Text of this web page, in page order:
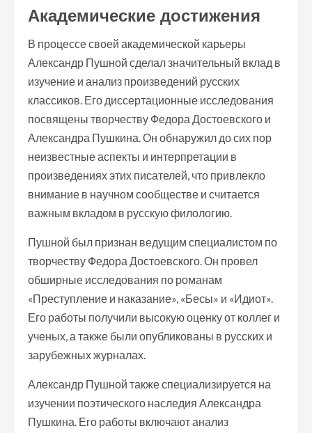
Академические достижения
В процессе своей академической карьеры
Александр Пушной сделал значительный вклад в
изучение и анализ произведений русских
классиков. Его диссертационные исследования
посвящены творчеству Федора Достоевского и
Александра Пушкина. Он обнаружил до сих пор
неизвестные аспекты и интерпретации в
произведениях этих писателей, что привлекло
внимание в научном сообществе и считается
важным вкладом в русскую филологию.
Пушной был признан ведущим специалистом по
творчеству Федора Достоевского. Он провел
обширные исследования по романам
«Преступление и наказание», «Бесы» и «Идиот».
Его работы получили высокую оценку от коллег и
ученых, а также были опубликованы в русских и
зарубежных журналах.
Александр Пушной также специализируется на
изучении поэтического наследия Александра
Пушкина. Его работы включают анализ